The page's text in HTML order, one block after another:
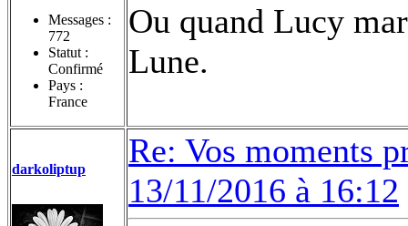
Messages :
772
Statut :
Confirmé
Pays :
France
Ou quand Lucy
Lune.
darkoliptup
Re: Vos moments
13/11/2016 à 16:12